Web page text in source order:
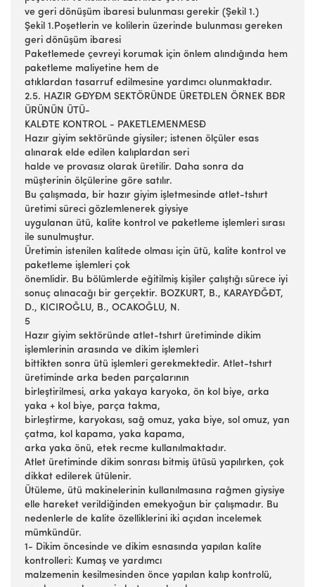
ve geri dönüşüm ibaresi bulunması gerekir (Şekil 1.)
Şekil 1.Poşetlerin ve kolilerin üzerinde bulunması gereken
geri dönüşüm ibaresi
Paketlemede çevreyi korumak için önlem alındığında hem
paketleme maliyetine hem de
atıklardan tasarruf edilmesine yardımcı olunmaktadır.
2.5. HAZIR GĐYĐM SEKTÖRÜNDE ÜRETĐLEN ÖRNEK BĐR
ÜRÜNÜN ÜTÜ-
KALĐTE KONTROL - PAKETLEMENMESĐ
Hazır giyim sektöründe giysiler; istenen ölçüler esas
alınarak elde edilen kalıplardan seri
halde ve provasız olarak üretilir. Daha sonra da
müşterinin ölçülerine göre satılır.
Bu çalışmada, bir hazır giyim işletmesinde atlet-tshırt
üretimi süreci gözlemlenerek giysiye
uygulanan ütü, kalite kontrol ve paketleme işlemleri sırası
ile sunulmuştur.
Üretimin istenilen kalitede olması için ütü, kalite kontrol ve
paketleme işlemleri çok
önemlidir. Bu bölümlerde eğitilmiş kişiler çalıştığı sürece iyi
sonuç alınacağı bir gerçektir. BOZKURT, B., KARAYĐĞĐT,
D., KICIROĞLU, B., OCAKOĞLU, N.
5
Hazır giyim sektöründe atlet-tshırt üretiminde dikim
işlemlerinin arasında ve dikim işlemleri
bittikten sonra ütü işlemleri gerekmektedir. Atlet-tshırt
üretiminde arka beden parçalarının
birleştirilmesi, arka yakaya karyoka, ön kol biye, arka
yaka + kol biye, parça takma,
birleştirme, karyokası, sağ omuz, yaka biye, sol omuz, yan
çatma, kol kapama, yaka kapama,
arka yaka önü, etek recme kullanılmaktadır.
Atlet üretiminde dikim sonrası bitmiş ütüsü yapılırken, çok
dikkat edilerek ütülenir.
Ütüleme, ütü makinelerinin kullanılmasına rağmen giysiye
elle hareket verildiğinden emekyoğun bir çalışmadır. Bu
nedenlerle de kalite özelliklerini iki açıdan incelemek
mümkündür.
1- Dikim öncesinde ve dikim esnasında yapılan kalite
kontrolleri: Kumaş ve yardımcı
malzemenin kesilmesinden önce yapılan kalıp kontrolü,